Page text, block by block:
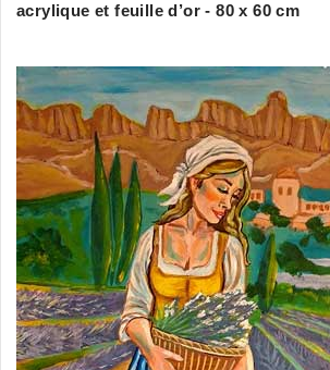
acrylique et feuille d’or - 80 x 60 cm